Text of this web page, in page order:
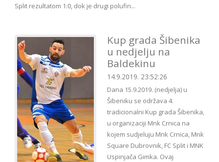
Split rezultatom 1:0, dok je drugi polufin...
Kup grada Šibenika
u nedjelju na
Baldekinu
14.9.2019. 23:52:26
Dana 15.9.2019. (nedjelja) u
Šibeniku se održava 4.
tradicionalni Kup grada Šibenika,
u organizaciji Mnk Crnica na
kojem sudjeluju Mnk Crnica, Mnk
Square Dubrovnik, FC Split i MNK
Uspinjača Gimka. Ovaj